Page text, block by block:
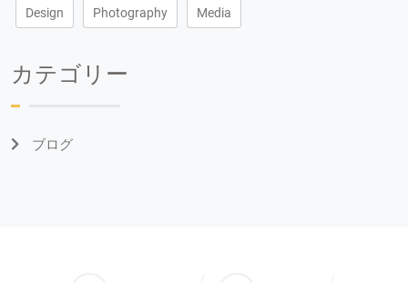
Design Photography Media
カテゴリー
ブログ